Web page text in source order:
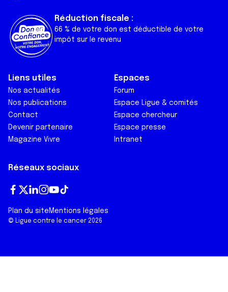
Réduction fiscale :
66 % de votre don est déductible de votre
impôt sur le revenu
Liens utiles
Nos actualités
Nos publications
Contact
Devenir partenaire
Magazine Vivre
Espaces
Forum
Espace Ligue & comités
Espace chercheur
Espace presse
Intranet
Réseaux sociaux
ce
bo
wi
tt
ke
dI
st
ag
ut
ub
To
k
© Ligue contre le cancer 2026
Plan du site Mentions légales